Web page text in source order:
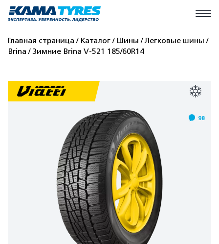
Главная страница Каталог Шины
Легковые шины
Brina
Зимние Brina V-521 185/60R14
98